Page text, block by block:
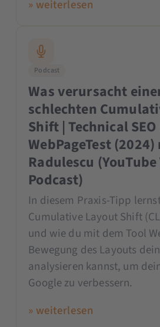
» weiterlesen
Podcast
Was verursacht
schlechten
Shift | Technical
WebPageTest
Radulescu
Podcast)
In diesem Praxis-Tipp
Cumulative Layout Shift
und wie du mit dem Tool
Bewegung des Layouts
analysieren kannst, um
Google zu verbessern.
» weiterlesen